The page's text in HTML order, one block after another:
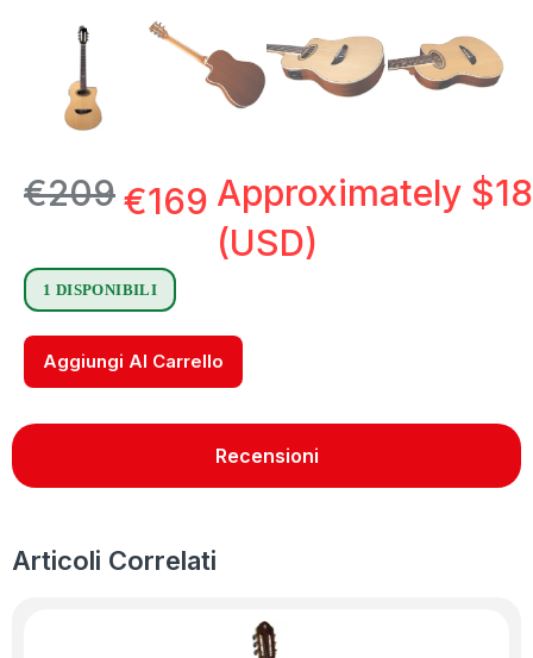
€209€169 Approximately $
(USD)
1 DISPONIBILI
Aggiungi Al Carrello
Recensioni
Articoli Correlati